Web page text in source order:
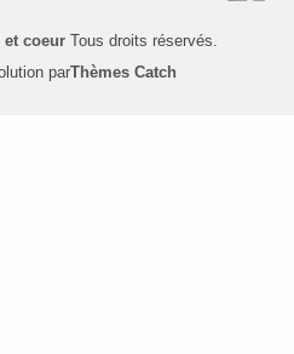
et coeur Tous droits réservés.
parThèmes Catch